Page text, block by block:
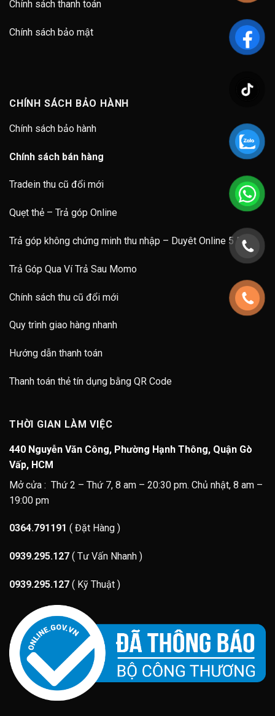
Chính sách thanh toán
Chính sách bảo mật
CHÍNH SÁCH BẢO HÀNH
Chính sách bảo hành
Chính sách bán hàng
Tradein thu cũ đổi mới
Quẹt thẻ – Trả góp Online
Trả góp không chứng minh thu nhập – Duyêt Online 5 Phút
Trả Góp Qua Ví Trả Sau Momo
Chính sách thu cũ đổi mới
Quy trình giao hàng nhanh
Hướng dẫn thanh toán
Thanh toán thẻ tín dụng bằng QR Code
THỜI GIAN LÀM VIỆC
440 Nguyễn Văn Công, Phường Hạnh Thông, Quận Gò
Vấp, HCM
Mở cửa : Thứ 2 – Thứ 7, 8 am – 20:30 pm. Chủ nhật, 8 am –
19:00 pm
0364.791191 ( Đặt Hàng )
0939.295.127 ( Tư Vấn Nhanh )
0939.295.127 ( Kỹ Thuật )